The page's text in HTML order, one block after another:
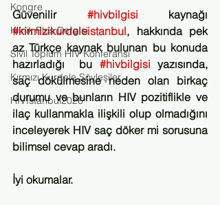
Kongre
Klinik Plus Dergisi
Sivil Toplum HIV Konferansı
Kırmızı Kurdele Söyleşiler
HIVİstanbul2026
Güvenilir #hivbilgisi
#kirmizikurdeleistanbul, hakkında pek
az Türkçe kaynak bulunan bu konuda
hazırladığı  bu #hivbilgisi yazısında,
saç dökülmesine neden olan birkaç
durumu ve bunların HIV pozitiflikle ve
ilaç kullanmakla ilişkili olup olmadığını
inceleyerek HIV saç döker mi sorusuna
bilimsel cevap aradı.
İyi okumalar.